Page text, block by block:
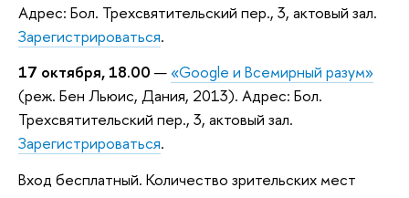
Адрес: Бол. Трехсвятительский пер., 3, актовый зал.
Зарегистрироваться.
17 октября, 18.00 — «Google и Всемирный разум»
(реж. Бен Льюис, Дания, 2013). Адрес: Бол.
Трехсвятительский пер., 3, актовый зал.
Зарегистрироваться.
Вход бесплатный. Количество зрительских мест